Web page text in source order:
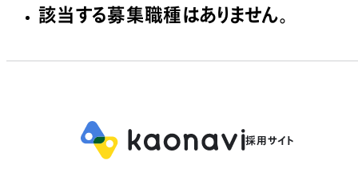
該当する募集職種はありません。